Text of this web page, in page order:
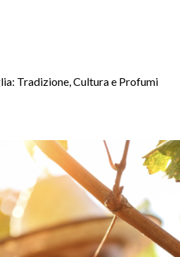
Tradizione, Cultura e Profumi